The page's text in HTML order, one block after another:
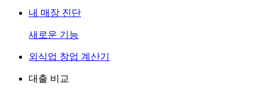
내 매장 진단
새로운 기능
외식업 창업 계산기
대출 비교